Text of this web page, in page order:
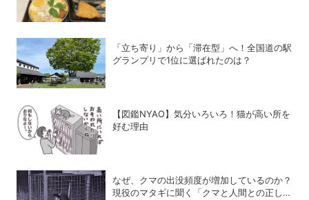
「立ち寄り」から「滞在型」へ！全国道の駅
グランプリで1位に選ばれたのは？
【図鑑NYAO】気分いろいろ！猫が高い所を
好む理由
なぜ、クマの出没頻度が増加しているのか？
現役のマタギに聞く「クマと人間との正しい